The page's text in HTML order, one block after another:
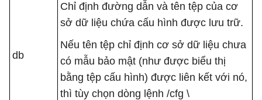
db
Chỉ định đường dẫn và tên tệp của cơ
sở dữ liệu chứa cấu hình được lưu trữ.
Nếu tên tệp chỉ định cơ sở dữ liệu chưa
có mẫu bảo mật (như được biểu thị
bằng tệp cấu hình) được liên kết với nó,
thì tùy chọn dòng lệnh /cfg \